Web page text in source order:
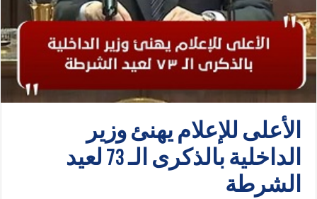
الأعلى للإعلام يهنئ وزير
الداخلية بالذكرى الـ 73 لعيد
الشرطة